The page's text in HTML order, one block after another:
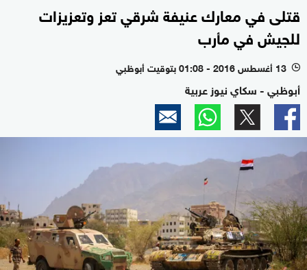
قتلى في معارك عنيفة شرقي تعز وتعزيزات
للجيش في مأرب
l 13 أغسطس 2016 - 01:08 بتوقيت أبوظبي
أبوظبي - سكاي نيوز عربية